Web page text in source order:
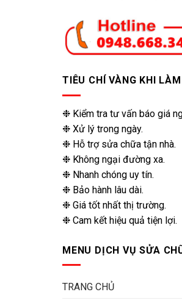
TIÊU CHÍ VÀNG KHI
❉ Kiểm tra tư vấn báo giá
❉ Xử lý trong ngày.
❉ Hỗ trợ sửa chữa tận nhà.
❉ Không ngại đường xa.
❉ Nhanh chóng uy tín.
❉ Bảo hành lâu dài.
❉ Giá tốt nhất thị trường.
❉ Cam kết hiệu quả tiện lợi.
MENU DỊCH VỤ SỬA
TRANG CHỦ